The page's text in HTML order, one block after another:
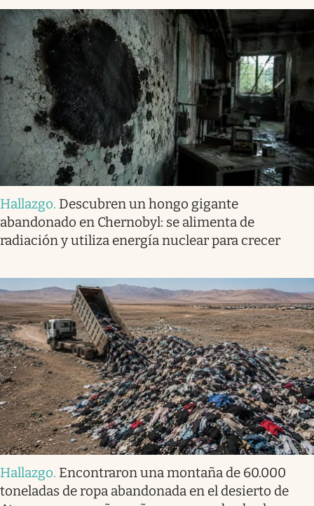
Hallazgo. Descubren un hongo gigante
abandonado en Chernobyl: se alimenta de
radiación y utiliza energía nuclear para crecer
Hallazgo. Encontraron una montaña de 60.000
toneladas de ropa abandonada en el desierto de